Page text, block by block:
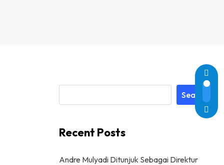
Search
Recent Posts
Andre Mulyadi Ditunjuk Sebagai Direktur